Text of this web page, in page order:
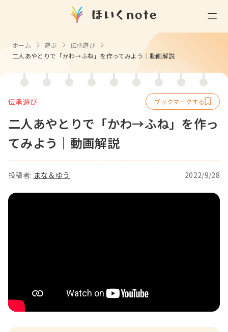
(無料)
室内遊び
戸外遊び
室内遊び・道具なし
戸外遊び・道具なし
ごっこ遊び・室内
ことば遊び
作る
製作
壁面製作
製作・飾り
製作・あそび
折り紙
知る
記念日・行事の由来
食育
園の活動・行事
衛生
歌う
童謡・唱歌
手遊び
学ぶ
使う
挿絵
園情報
ホーム 遊ぶ
伝承遊び
二人あやとりで「かわ→ふね」を作ってみよう｜動画解説
伝承遊び
二人あやとりで「かわ→ふね」を作っ
てみよう｜動画解説
投稿者: まな＆ゆう 2022/9/28